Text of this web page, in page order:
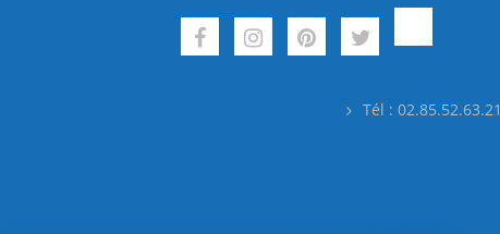
Tél : 02.85.52.63.21